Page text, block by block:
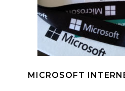
MICROSOFT